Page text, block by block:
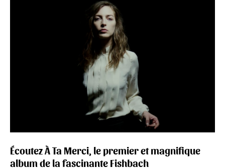
Écoutez À Ta Merci, le premier et magnifique
album de la fascinante Fishbach